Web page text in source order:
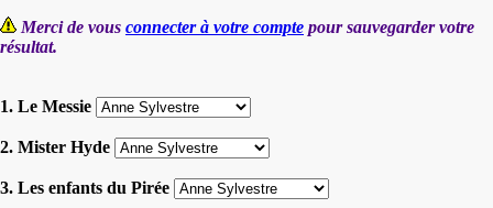
Merci de vous connecter à votre compte pour sauvegarder votre
résultat.
1. Le Messie
2. Mister Hyde
3. Les enfants du Pirée